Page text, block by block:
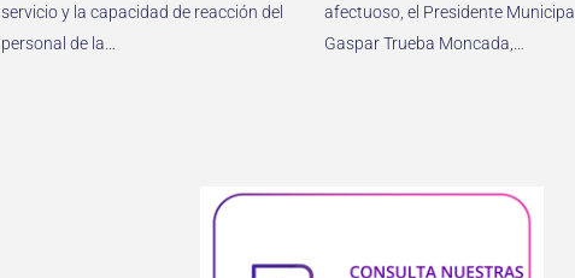
servicio y la capacidad de reacción del
personal de la…
afectuoso, el Presidente Municipal,
Gaspar Trueba Moncada,…